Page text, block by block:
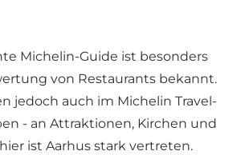
Michelin-Guide ist besonders
von Restaurants bekannt.
jedoch auch im Michelin Travel-
- an Attraktionen, Kirchen und
ist Aarhus stark vertreten.